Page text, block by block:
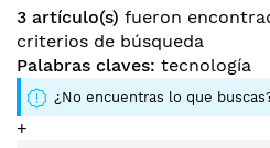
3 artículo(s) fueron
criterios de búsqueda
Palabras claves: tecnología
¿No encuentras lo que
+